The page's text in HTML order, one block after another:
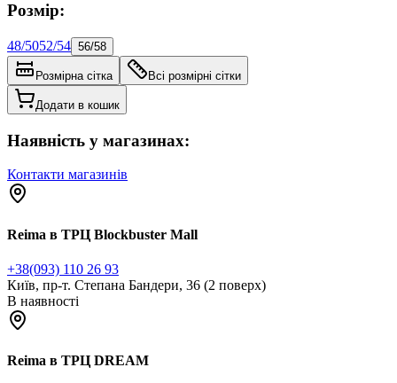
Розмір:
48/5052/54 56/58
Розмірна сітка Всі розмірні сітки
Додати в кошик
Наявність у магазинах:
Контакти магазинів
Reima в ТРЦ Blockbuster Mall
+38(093) 110 26 93
Київ, пр-т. Степана Бандери, 36 (2 поверх)
В наявності
Reima в ТРЦ DREAM